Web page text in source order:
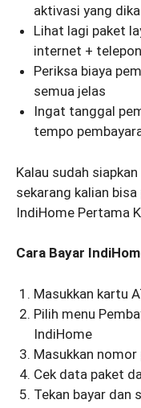
aktivasi yang
Lihat lagi paket
internet +
Periksa biaya
semua jelas
Ingat tanggal
tempo
Kalau sudah
sekarang kalian
IndiHome Pertama
Cara Bayar
Masukkan kartu
Pilih menu
IndiHome
Masukkan nomor
Cek data paket
Tekan bayar dan